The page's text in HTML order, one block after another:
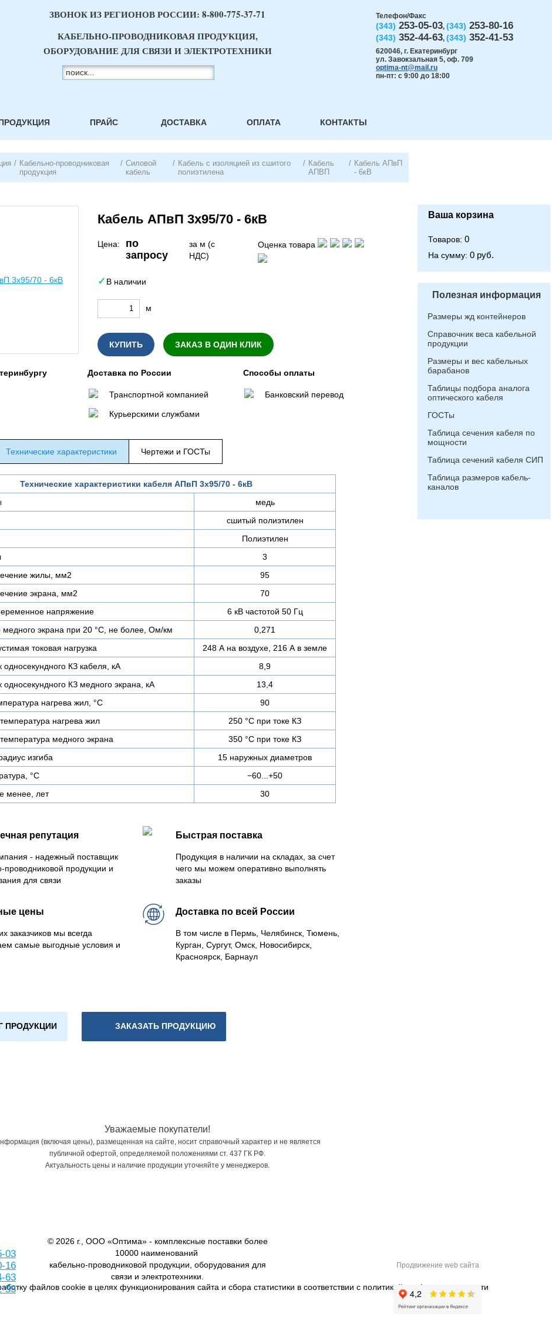
Телефон/Факс
(343) 253-05-03, (343) 253-80-16
(343) 352-44-63, (343) 352-41-53
620046, г. Екатеринбург
ул. Завокзальная 5, оф. 709
optima-nt@mail.ru
пн-пт: с 9:00 до 18:00
ЗВОНОК ИЗ РЕГИОНОВ РОССИИ: 8-800-775-37-71
КАБЕЛЬНО-ПРОВОДНИКОВАЯ ПРОДУКЦИЯ,
ОБОРУДОВАНИЕ ДЛЯ СВЯЗИ И ЭЛЕКТРОТЕХНИКИ
ПРАЙС ДОСТАВКА ОПЛАТА КОНТАКТЫ
/ Кабельно-проводниковая
продукция
/ Силовой
кабель
/ Кабель с изоляцией из сшитого
полиэтилена
/ Кабель
АПВП
/ Кабель АПвП
- 6кВ
Кабель АПвП 3х95/70 - 6кВ
Цена:
по
запросу
за м (с
НДС)
Оценка товара
В наличии
м
КУПИТЬ ЗАКАЗ В ОДИН КЛИК
Доставка по России
Транспортной компанией
Курьерскими службами
Способы оплаты
Банковский перевод
Технические характеристики Чертежи и ГОСТы
Технические характеристики кабеля АПвП 3х95/70 - 6кВ
медь
сшитый полиэтилен
Полиэтилен
3
жилы, мм2
95
экрана, мм2
70
напряжение
6 кВ частотой 50 Гц
медного экрана при 20 °С, не более, Ом/км
0,271
токовая нагрузка
248 А на воздухе, 216 А в земле
односекундного КЗ кабеля, кА
8,9
односекундного КЗ медного экрана, кА
13,4
нагрева жил, °C
90
нагрева жил
250 °C при токе КЗ
медного экрана
350 °C при токе КЗ
изгиба
15 наружных диаметров
°C
−60...+50
менее, лет
30
репутация
- надежный поставщик
проводниковой продукции и
для связи
Быстрая поставка
Продукция в наличии на складах, за счет
чего мы можем оперативно выполнять
заказы
цены
заказчиков мы всегда
самые выгодные условия и
Доставка по всей России
В том числе в Пермь, Челябинск, Тюмень,
Курган, Сургут, Омск, Новосибирск,
Красноярск, Барнаул
ПРОДУКЦИИ ЗАКАЗАТЬ ПРОДУКЦИЮ
Ваша корзина
Товаров: 0
На сумму: 0 руб.
Полезная информация
Размеры жд контейнеров
Справочник веса кабельной
продукции
Размеры и вес кабельных
барабанов
Таблицы подбора аналога
оптического кабеля
ГОСТы
Таблица сечения кабеля по
мощности
Таблица сечений кабеля СИП
Таблица размеров кабель-
каналов
Уважаемые покупатели!
(включая цены), размещенная на сайте, носит справочный характер и не является
публичной офертой, определяемой положениями ст. 437 ГК РФ.
Актуальность цены и наличие продукции уточняйте у менеджеров.
03
16
63
53
© 2026 г., ООО «Оптима» - комплексные поставки более
10000 наименований
кабельно-проводниковой продукции, оборудования для
связи и электротехники.
Продвижение web сайта
файлов cookie в целях функционирования сайта и сбора статистики в соответствии с политикой конфиденциальности